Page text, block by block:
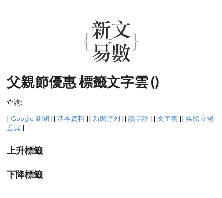
父親節優惠 標籤文字雲 ()
查詢:
| Google 新聞 || 基本資料 || 新聞序列 || 讚享評 || 文字雲 || 媒體立場
差異 |
上升標籤
下降標籤